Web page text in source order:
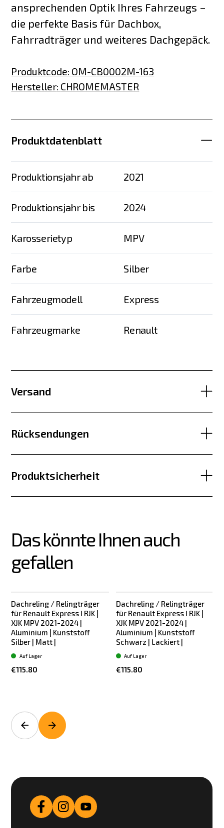
ansprechenden Optik Ihres Fahrzeugs –
die perfekte Basis für Dachbox,
Fahrradträger und weiteres Dachgepäck.
Produktcode: OM-CB0002M-163
Hersteller: CHROMEMASTER
Produktdatenblatt
Produktionsjahr ab 2021
Produktionsjahr bis 2024
Karosserietyp MPV
Farbe Silber
Fahrzeugmodell Express
Fahrzeugmarke Renault
Versand
Rücksendungen
Produktsicherheit
Das könnte Ihnen auch
gefallen
Dachreling / Relingträger
für Renault Express I RJK |
XJK MPV 2021-2024 |
Aluminium | Kunststoff
Silber | Matt |
€115.80
Auf Lager
Dachreling / Relingträger
für Renault Express I RJK |
XJK MPV 2021-2024 |
Aluminium | Kunststoff
Schwarz | Lackiert |
€115.80
Auf Lager